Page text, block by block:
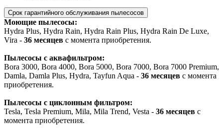
Срок гарантийного обслуживания пылесосов
Моющие пылесосы:
Hydra Plus, Hydra Rain, Hydra Rain Plus, Hydra Rain De Luxe,
Vira - 36 месяцев с момента приобретения.
Пылесосы с аквафильтром:
Bora 3000, Bora 4000, Bora 5000, Bora 7000, Bora 7000 Premium,
Damla, Damla Plus, Hydra, Tayfun Aqua - 36 месяцев с момента
приобретения.
Пылесосы с циклонным фильтром:
Tesla, Tesla Premium, Mila, Mila Trend, Vesta - 36 месяцев с
момента приобретения.